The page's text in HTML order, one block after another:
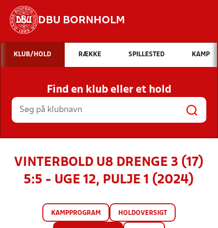
DBU BORNHOLM
Hvad vil du søge efter?
INDHOLD OG NYHEDER
STILLINGER, RESULTATER, KLUBBER OG
HOLD
KLUB/HOLD RÆKKE SPILLESTED KAMP
Find en klub eller et hold
VINTERBOLD U8 DRENGE 3 (17)
5:5 - UGE 12, PULJE 1 (2024)
KAMPPROGRAM HOLDOVERSIGT